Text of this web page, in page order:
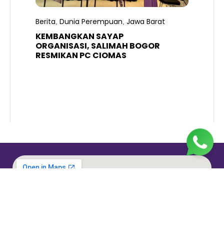
Berita Dunia Perempuan Jawa Barat
KEMBANGKAN SAYAP
ORGANISASI, SALIMAH BOGOR
RESMIKAN PC CIOMAS